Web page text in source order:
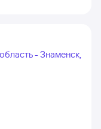
- Знаменск,